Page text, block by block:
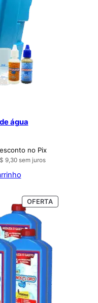
água
no Pix
9,30 sem juros
OFERTAPRODUTO
EM